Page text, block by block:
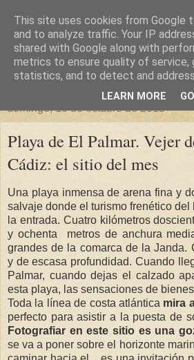
un sitio diferente
una casa para crecer, un castillo para
domingo, 18 de octubre de 2015
Playa de El Palmar. Vejer
Cádiz: el sitio del mes
Una playa inmensa de arena fina y
salvaje donde el turismo frenético
la entrada. Cuatro kilómetros
y ochenta metros de anchura
grandes de la comarca de la Janda.
y de escasa profundidad. Cuando
Palmar, cuando dejas el calzado
esta playa, las sensaciones de
Toda la línea de costa atlántica mira
perfecto para asistir a la puesta de
Fotografiar en este sitio es una
se va a poner sobre el horizonte
This site uses cookies from Google
and to analyze traffic. Your IP
shared with Google along with
metrics to ensure quality of service,
statistics, and to detect and
LEARN MORE